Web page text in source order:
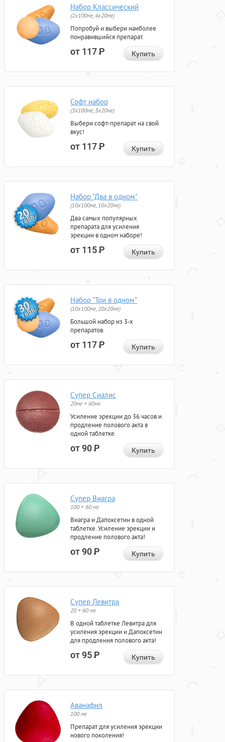
Набор Классический
(2x100мг, 4x20мг)
Попробуй и выбери наиболее
понравившийся препарат.
от 117Р Купить
Софт набор
(3x100мг, 3x20мг)
Выбери софт-препарат на свой
вкус!
от 117Р Купить
Набор "Два в одном"
(10x100мг, 10x20мг)
Два самых популярных
препарата для усиления
эрекции в одном наборе!
от 115Р Купить
Набор "Три в одном"
(10x100мг, 20x20мг)
Большой набор из 3-х
препаратов.
от 117Р Купить
Супер Сиалис
20мг + 60мг
Усиление эрекции до 36 часов и
продление полового акта в
одной таблетке.
от 90Р Купить
Супер Виагра
100 + 60 мг
Виагра и Дапоксетин в одной
таблетке. Усиление эрекции и
продление полового акта!
от 90Р Купить
Супер Левитра
20 + 60 мг
В одной таблетке Левитра для
усиления эрекции и Дапоксетин
для продления полового акта!
от 95Р Купить
Аванафил
100 мг
Препарат для усиления эрекции
нового поколения!